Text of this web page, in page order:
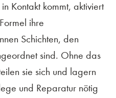
Kontakt kommt, aktiviert
ihre
Schichten, den
sind. Ohne das
sie sich und lagern
und Reparatur nötig